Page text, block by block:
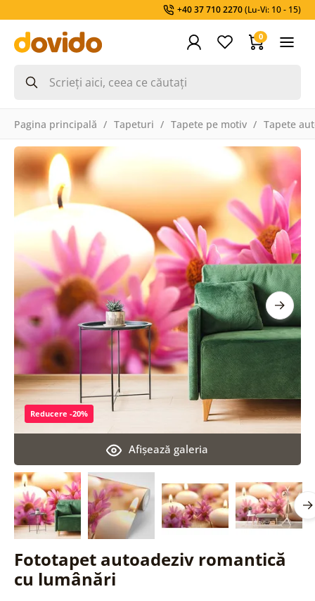
+40 37 710 2270(Lu-Vi: 10 - 15)
0
Pagina principală Tapeturi Tapete pe motiv Tapete
Fototapet autoadeziv romantică
cu lumânări
Afişează galeria
Reducere -20%